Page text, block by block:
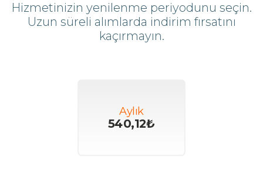
Hizmetinizin yenilenme periyodunu seçin.
Uzun süreli alımlarda indirim fırsatını
kaçırmayın.
Aylık
540,12₺